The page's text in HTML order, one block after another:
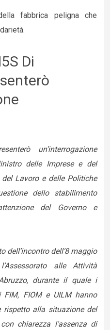
fabbrica peligna che
Di
un’interrogazione
delle Imprese e del
Lavoro e delle Politiche
dello stabilimento
del Governo e
dell’incontro dell’8 maggio
alle Attività
durante il quale i
FIM, FIOM e UILM hanno
rispetto alla situazione del
chiarezza l’assenza di